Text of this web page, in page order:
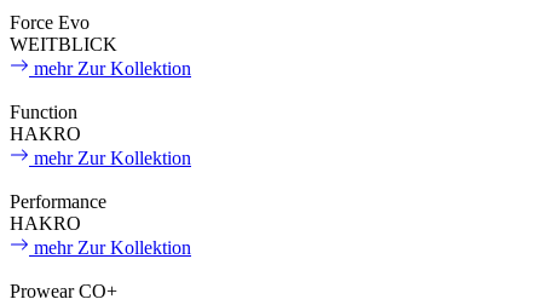
Force Evo
WEITBLICK
mehr Zur Kollektion
Function
HAKRO
mehr Zur Kollektion
Performance
HAKRO
mehr Zur Kollektion
Prowear CO+